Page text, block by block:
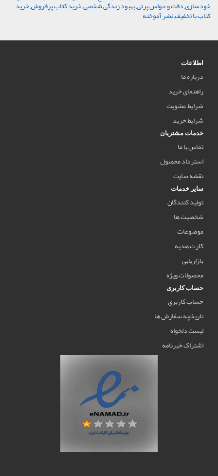
خودسازی,دقت و حواس پرتی,بهبود زندگی شخصی,خرید کتاب پرفروش,خرید
کتاب با تخفیف,نشر آموخته
اطلاعات
درباره ما
راهنمای خرید
شرایط عضویت
شرایط خرید
خدمات مشتریان
تماس با ما
استرداد محصول
نقشه سایت
سایر خدمات
تولید کنندگان
شخصیت ها
موضوعات
کارت هدیه
بازاریابی
محصولات ویژه
حساب کاربری
حساب کاربری
تاریخچه سفارش ها
لیست دلخواه
اشتراک خبرنامه